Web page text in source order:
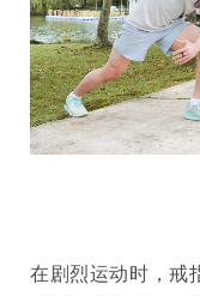
在剧烈运动时，戒